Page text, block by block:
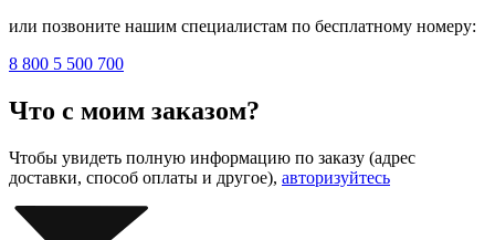
или позвоните нашим специалистам по бесплатному номеру:
8 800 5 500 700
Что с моим заказом?
Чтобы увидеть полную информацию по заказу (адрес
доставки, способ оплаты и другое), авторизуйтесь